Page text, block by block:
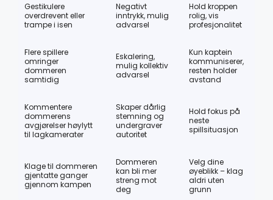
Gestikulere
overdrevent eller
trampe i isen
Negativt
inntrykk, mulig
advarsel
Hold kroppen
rolig, vis
profesjonalitet
Flere spillere
omringer
dommeren
samtidig
Eskalering,
mulig kollektiv
advarsel
Kun kaptein
kommuniserer,
resten holder
avstand
Kommentere
dommerens
avgjørelser høylytt
til lagkamerater
Skaper dårlig
stemning og
undergraver
autoritet
Hold fokus på
neste
spillsituasjon
Klage til dommeren
gjentatte ganger
gjennom kampen
Dommeren
kan bli mer
streng mot
deg
Velg dine
øyeblikk – klag
aldri uten
grunn